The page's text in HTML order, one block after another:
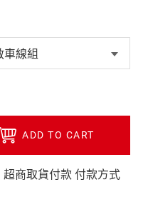
ADD TO CART
商取貨付款 付款方式